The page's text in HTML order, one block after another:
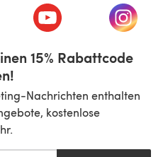
Tab)
sich in einem neuen Tab)
(öffnet sich in einem
(öffnet
15% Rabattcode
Nachrichten enthalten
kostenlose